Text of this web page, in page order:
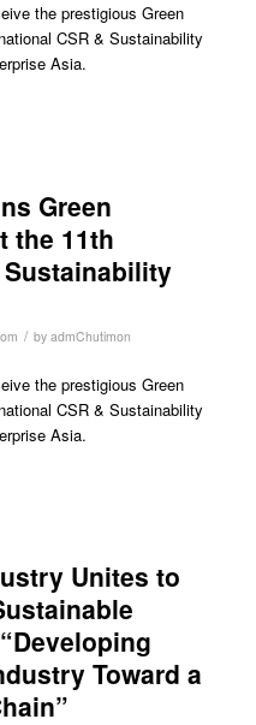
the prestigious Green
CSR & Sustainability
Asia.
Green
the 11th
/ by admChutimon
the prestigious Green
CSR & Sustainability
Asia.
Unites to
Toward a